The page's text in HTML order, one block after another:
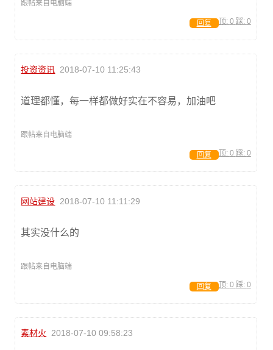
跟帖来自电脑端
顶: 0 踩: 0
回复
投资资讯 2018-07-10 11:25:43
道理都懂，每一样都做好实在不容易，加油吧
跟帖来自电脑端
顶: 0 踩: 0
回复
网站建设 2018-07-10 11:11:29
其实没什么的
跟帖来自电脑端
顶: 0 踩: 0
回复
素材火 2018-07-10 09:58:23